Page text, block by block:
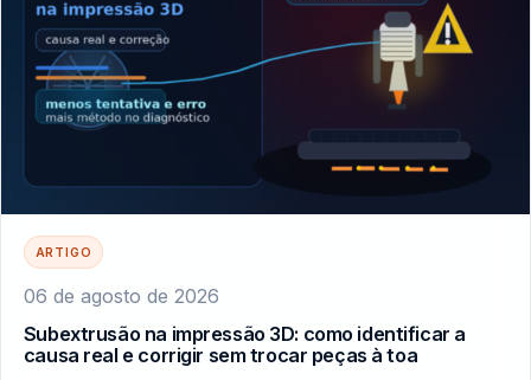
ARTIGO
06 de agosto de 2026
Subextrusão na impressão 3D: como identificar a
causa real e corrigir sem trocar peças à toa